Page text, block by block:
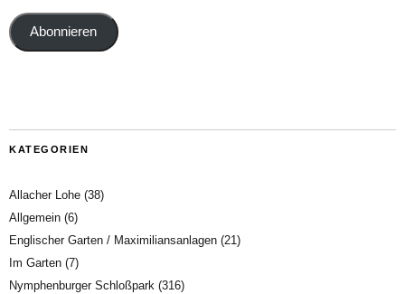
Abonnieren
KATEGORIEN
Allacher Lohe (38)
Allgemein (6)
Englischer Garten / Maximiliansanlagen (21)
Im Garten (7)
Nymphenburger Schloßpark (316)